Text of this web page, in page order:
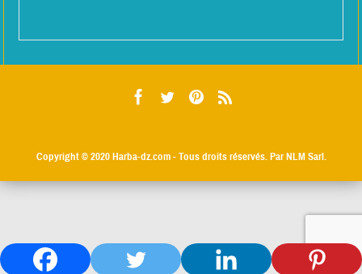
Copyright © 2020Harba-dz.com- Tous droits réservés. Par NLM Sarl.